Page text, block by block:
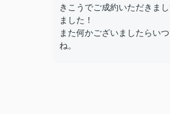
きこうでご成約いただきま
ました！
また何かございましたらい
ね。